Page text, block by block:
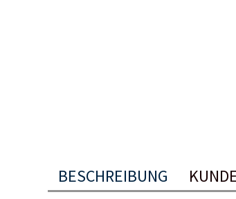
BESCHREIBUNG